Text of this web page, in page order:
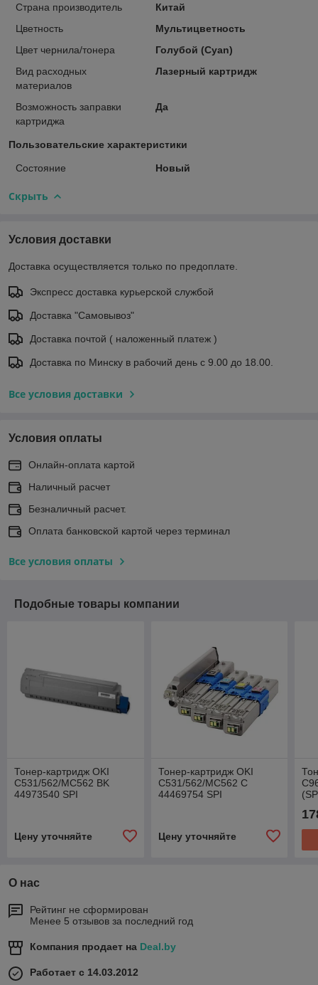
Страна производитель
Китай
Цветность
Мультицветность
Цвет чернила/тонера
Голубой (Cyan)
Вид расходных
материалов
Лазерный картридж
Возможность заправки
картриджа
Да
Пользовательские характеристики
Состояние Новый
Скрыть
Условия доставки
Доставка осуществляется только по предоплате.
Экспресс доставка курьерской службой
Доставка "Самовывоз"
Доставка почтой ( наложенный платеж )
Доставка по Минску в рабочий день с 9.00 до 18.00.
Все условия доставки
Условия оплаты
Онлайн-оплата картой
Наличный расчет
Безналичный расчет.
Оплата банковской картой через терминал
Все условия оплаты
Подобные товары компании
Тонер-картридж OKI
C531/562/MC562 BK
44973540 SPI
Цену уточняйте
Тонер-картридж OKI
C531/562/MC562 C
44469754 SPI
Цену уточняйте
О нас
Рейтинг не сформирован
Менее 5 отзывов за последний год
Компания продает на Deal.by
Работает с 14.03.2012